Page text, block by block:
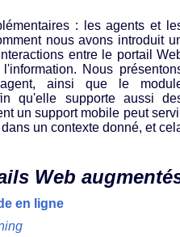
: les agents et
nous avons introduit
entre le portail
Nous
agent, ainsi que le
qu'elle supporte aussi
un support mobile peut
un contexte donné, et
Web
en ligne